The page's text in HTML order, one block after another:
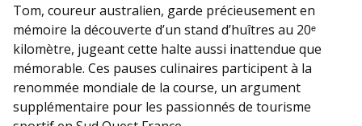
Tom, coureur australien, garde précieusement en
mémoire la découverte d’un stand d’huîtres au 20ᵉ
kilomètre, jugeant cette halte aussi inattendue que
mémorable. Ces pauses culinaires participent à la
renommée mondiale de la course, un argument
supplémentaire pour les passionnés de tourisme